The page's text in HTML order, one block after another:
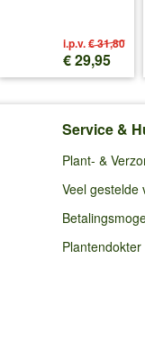
i.p.v.€ 31,80
€ 29,95
Service &
Plant- &
Veel gestelde
Plantendokter